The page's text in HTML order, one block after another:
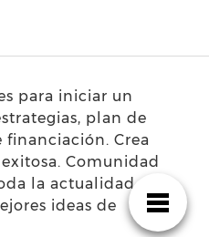
para iniciar un
plan de
financiación. Crea
Comunidad
la actualidad
ideas de